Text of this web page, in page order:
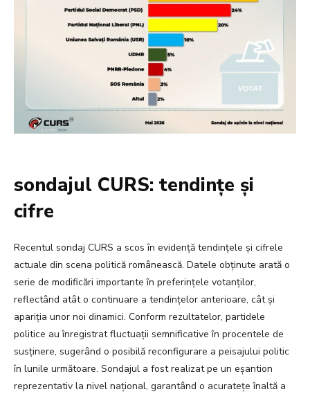
sondajul CURS: tendințe și
cifre
Recentul sondaj CURS a scos în evidență tendințele și cifrele
actuale din scena politică românească. Datele obținute arată o
serie de modificări importante în preferințele votanților,
reflectând atât o continuare a tendințelor anterioare, cât și
apariția unor noi dinamici. Conform rezultatelor, partidele
politice au înregistrat fluctuații semnificative în procentele de
susținere, sugerând o posibilă reconfigurare a peisajului politic
în lunile următoare. Sondajul a fost realizat pe un eșantion
reprezentativ la nivel național, garantând o acuratețe înaltă a